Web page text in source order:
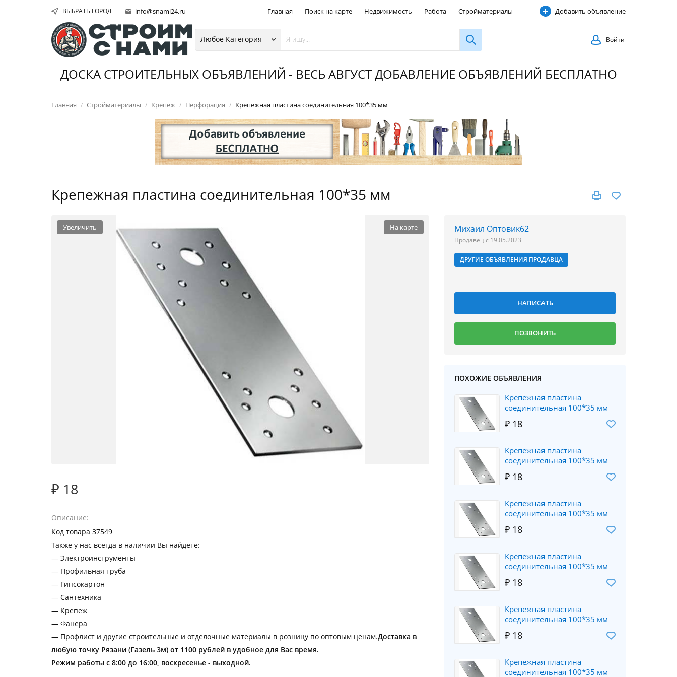
ВЫБРАТЬ ГОРОД info@snami24.ru Главная Поиск на карте Недвижимость Работа Стройматериалы
Строительные услуги
Добавить объявление
Войти
ДОСКА СТРОИТЕЛЬНЫХ ОБЪЯВЛЕНИЙ - ВЕСЬ АВГУСТ ДОБАВЛЕНИЕ ОБЪЯВЛЕНИЙ БЕСПЛАТНО
Главная Стройматериалы Крепеж Перфорация Крепежная пластина соединительная 100*35 мм
Крепежная пластина соединительная 100*35 мм
Михаил Оптовик62
Продавец с 19.05.2023
ДРУГИЕ ОБЪЯВЛЕНИЯ ПРОДАВЦА
ПОХОЖИЕ ОБЪЯВЛЕНИЯ
Крепежная пластина
соединительная 100*35 мм
₽ 18
Крепежная пластина
соединительная 100*35 мм
₽ 18
Крепежная пластина
соединительная 100*35 мм
₽ 18
Крепежная пластина
соединительная 100*35 мм
₽ 18
Крепежная пластина
соединительная 100*35 мм
₽ 18
Крепежная пластина
соединительная 100*35 мм
Увеличить На карте
₽ 18
Описание
Код товара 37549
Также у нас всегда в наличии Вы найдете:
— Электроинструменты
— Профильная труба
— Гипсокартон
— Сантехника
— Крепеж
— Фанера
— Профлист и другие строительные и отделочные материалы в розницу по оптовым ценам.Доставка в
любую точку Рязани (Газель 3м) от 1100 рублей в удобное для Вас время.
Режим работы с 8:00 до 16:00, воскресенье - выходной.